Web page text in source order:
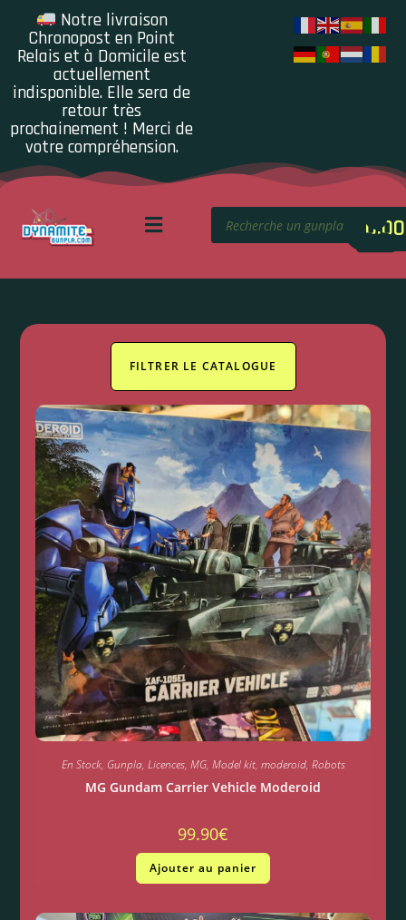
Notre livraison
Chronopost en Point
Relais et à Domicile est
actuellement
indisponible. Elle sera de
retour très
prochainement ! Merci de
votre compréhension.
0.00
FILTRER LE CATALOGUE
En Stock, Gunpla, Licences, MG, Model kit, moderoid, Robots
MG Gundam Carrier Vehicle Moderoid
99.90€
Ajouter au panier